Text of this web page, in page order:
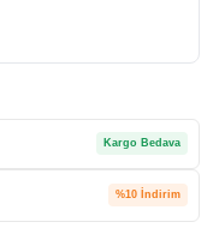
Kargo Bedava
%10 İndirim